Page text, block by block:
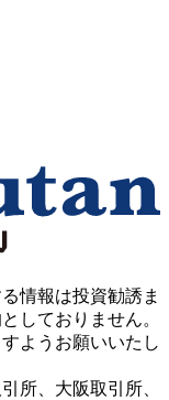
情報は投資勧誘ま
しておりません。
ようお願いいたし
所、大阪取引所、